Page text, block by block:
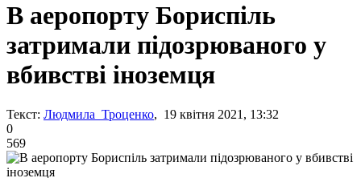
В аеропорту Бориспіль
затримали підозрюваного у
вбивстві іноземця
Текст: Людмила Троценко, 19 квітня 2021, 13:32
0
569